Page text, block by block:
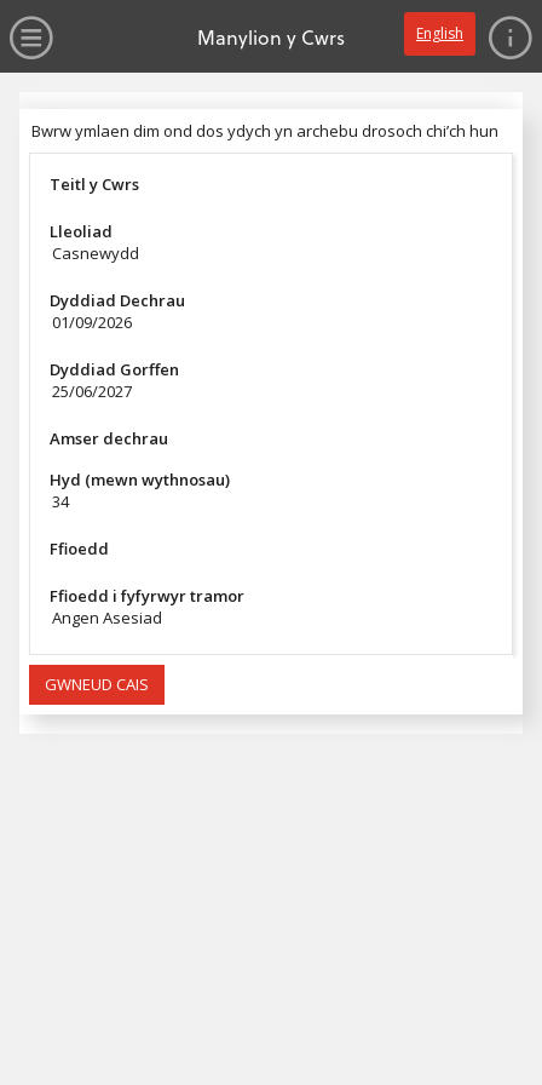
Agor y Gwymplen English
Manylion y Cwrs
Bwrw ymlaen dim ond dos ydych yn archebu drosoch chi’ch hun
Bwrw ymlaen dim ond dos ydych yn archebu drosoch chi’ch hun
Teitl y Cwrs
Lleoliad
Casnewydd
Dyddiad Dechrau
01/09/2026
Dyddiad Gorffen
25/06/2027
Amser dechrau
Hyd (mewn wythnosau)
34
Ffioedd
Ffioedd i fyfyrwyr tramor
Angen Asesiad
GWNEUD CAIS